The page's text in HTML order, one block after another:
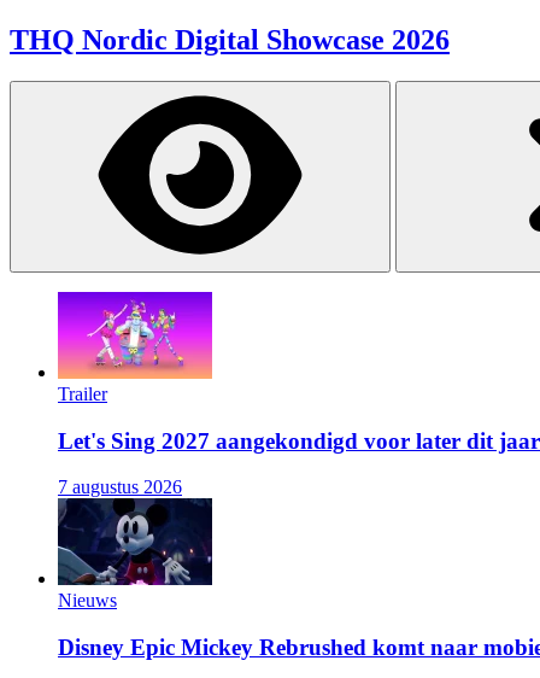
THQ Nordic Digital Showcase 2026
Trailer
Let's Sing 2027 aangekondigd voor later dit jaar
7 augustus 2026
Nieuws
Disney Epic Mickey Rebrushed komt naar